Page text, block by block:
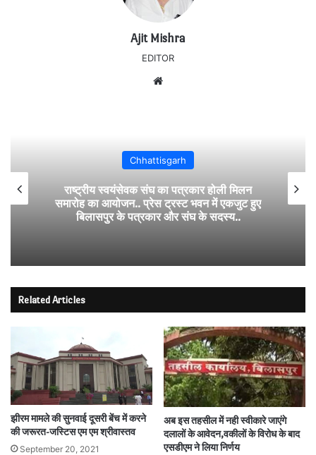
Ajit Mishra
EDITOR
Chhattisgarh
राष्ट्रीय स्वयंसेवक संघ का पत्रकार होली मिलन
समारोह का आयोजन.. प्रेस ट्रस्ट भवन में एकजुट हुए
बिलासपुर के पत्रकार और संघ के सदस्य..
Related Articles
झीरम मामले की सुनवाई दूसरी बेंच में करने
की जरूरत-जस्टिस एम एम श्रीवास्तव
September 20, 2021
अब इस तहसील में नही स्वीकारे जाएंगे
दलालों के आवेदन,वकीलों के विरोध के बाद
एसडीएम ने लिया निर्णय